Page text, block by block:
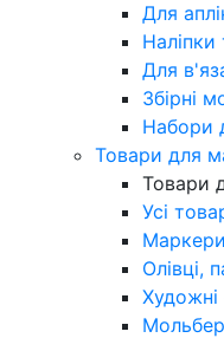
Для
Для
Збірні
Набори
Товари для
Товари
Усі
Олівці,